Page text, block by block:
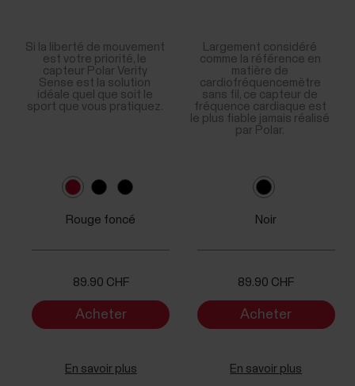
Si la liberté de mouvement
est votre priorité, le
capteur Polar Verity
Sense est la solution
idéale quel que soit le
sport que vous pratiquez.
Largement considéré
comme la référence en
matière de
cardiofréquencemètre
sans fil, ce capteur de
fréquence cardiaque est
le plus fiable jamais réalisé
par Polar.
Rouge foncé Noir
89.90 CHF
Acheter
89.90 CHF
Acheter
En savoir plus En savoir plus